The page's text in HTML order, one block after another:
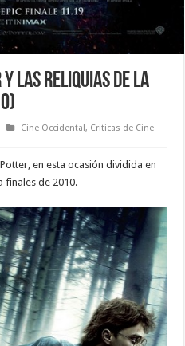
las Reliquias de la
Cine Occidental, Criticas de Cine
en esta ocasión dividida en
finales de 2010.